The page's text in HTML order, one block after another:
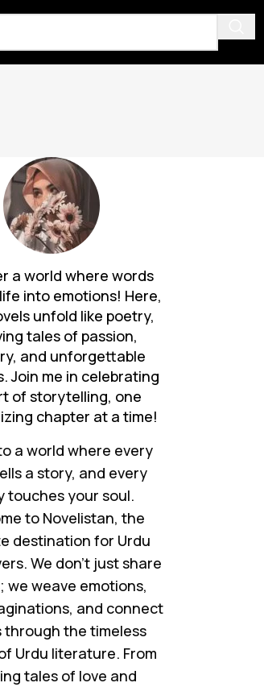
a world where words
life into emotions! Here,
unfold like poetry,
tales of passion,
and unforgettable
Join me in celebrating
of storytelling, one
chapter at a time!
a world where every
a story, and every
touches your soul.
to Novelistan, the
destination for Urdu
We don’t just share
we weave emotions,
and connect
through the timeless
of Urdu literature. From
tales of love and